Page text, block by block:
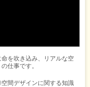
を吹き込み、リアルな空
仕事です。
間デザインに関する知識